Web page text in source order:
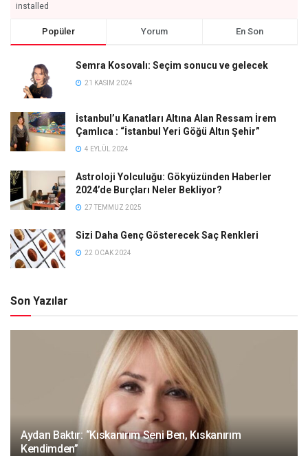
installed
Popüler Yorum En Son
Semra Kosovalı: Seçim sonucu ve gelecek
21 KASIM 2024
İstanbul’u Kanatları Altına Alan Ressam İrem
Çamlıca : “İstanbul Yeri Göğü Altın Şehir”
4 EYLÜL 2024
Astroloji Yolculuğu: Gökyüzünden Haberler
2024’de Burçları Neler Bekliyor?
27 TEMMUZ 2025
Sizi Daha Genç Gösterecek Saç Renkleri
22 OCAK 2024
Son Yazılar
Aydan Baktır: “Kıskanırım Seni Ben, Kıskanırım
Kendimden”